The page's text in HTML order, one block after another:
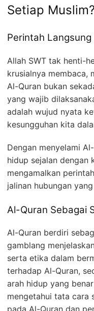
Setiap Muslim?
Perintah
Allah SWT tak henti-
krusialnya membaca,
Al-Quran bukan
yang wajib
adalah wujud nyata
kesungguhan kita
Dengan menyelami
hidup sejalan dengan
mengamalkan
jalinan hubungan
Al-Quran Sebagai
Al-Quran berdiri
gamblang
serta etika dalam
terhadap Al-Quran,
arah hidup yang
mengetahui tata cara